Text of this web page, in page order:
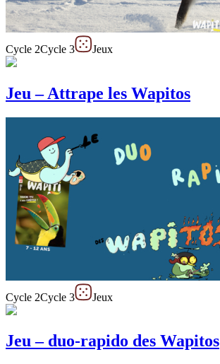
Cycle 2Cycle 3 Jeux
Jeu – Attrape les Wapitos
Cycle 2Cycle 3 Jeux
Jeu – duo-rapido des Wapitos